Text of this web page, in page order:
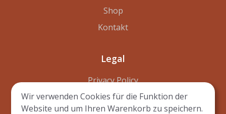
Shop
Kontakt
Legal
Privacy Policy
Disclaimer
Wir verwenden Cookies für die Funktion der
Website und um Ihren Warenkorb zu speichern.